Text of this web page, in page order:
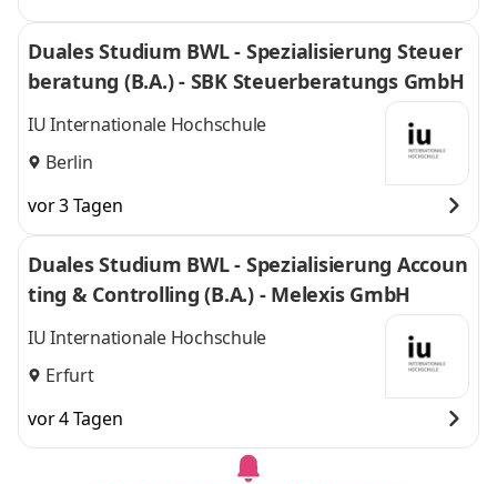
Duales Studium BWL - Spezialisierung Steuer
beratung (B.A.) - SBK Steuerberatungs GmbH
IU Internationale Hochschule
Berlin
vor 3 Tagen
Duales Studium BWL - Spezialisierung Accoun
ting & Controlling (B.A.) - Melexis GmbH
IU Internationale Hochschule
Erfurt
vor 4 Tagen